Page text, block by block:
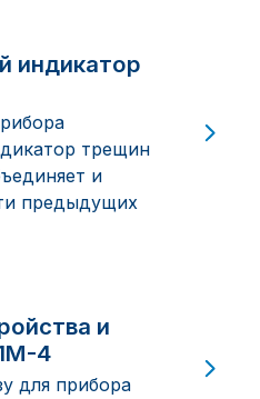
индикатор
трещин
и
предыдущих
и
4
для прибора